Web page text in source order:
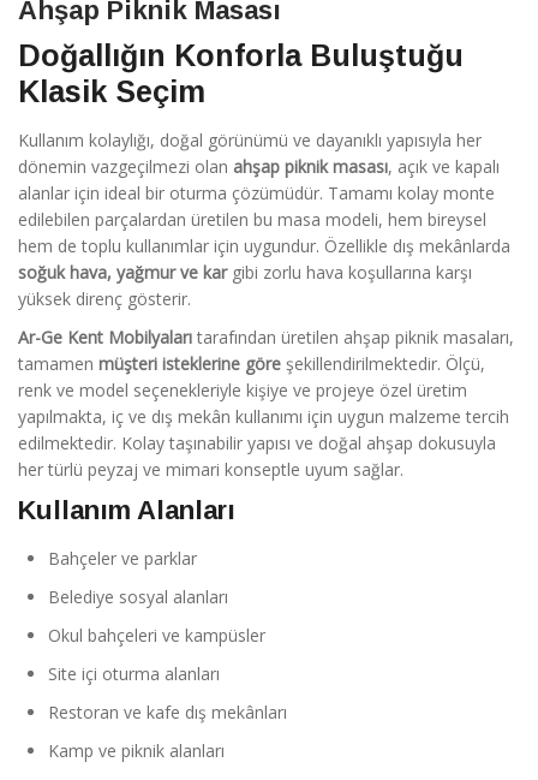
Ahşap Piknik Masası
Doğallığın Konforla Buluştuğu
Klasik Seçim
Kullanım kolaylığı, doğal görünümü ve dayanıklı yapısıyla her
dönemin vazgeçilmezi olan ahşap piknik masası, açık ve kapalı
alanlar için ideal bir oturma çözümüdür. Tamamı kolay monte
edilebilen parçalardan üretilen bu masa modeli, hem bireysel
hem de toplu kullanımlar için uygundur. Özellikle dış mekânlarda
soğuk hava, yağmur ve kargibi zorlu hava koşullarına karşı
yüksek direnç gösterir.
Ar-Ge Kent Mobilyaları tarafından üretilen ahşap piknik masaları,
tamamen müşteri isteklerine göre şekillendirilmektedir. Ölçü,
renk ve model seçenekleriyle kişiye ve projeye özel üretim
yapılmakta, iç ve dış mekân kullanımı için uygun malzeme tercih
edilmektedir. Kolay taşınabilir yapısı ve doğal ahşap dokusuyla
her türlü peyzaj ve mimari konseptle uyum sağlar.
Kullanım Alanları
Bahçeler ve parklar
Belediye sosyal alanları
Okul bahçeleri ve kampüsler
Site içi oturma alanları
Restoran ve kafe dış mekânları
Kamp ve piknik alanları